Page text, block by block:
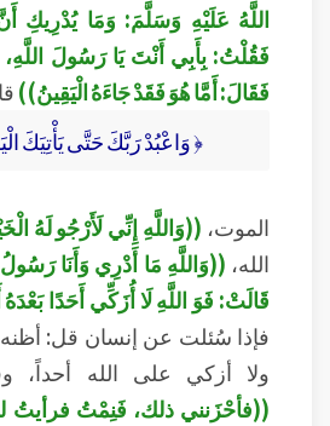
اللَّهُ عَلَيْهِ وَسَلَّمَ: وَمَا يُدْرِيكِ
فَقُلْتُ: بِأَبِي أَنْتَ يَا رَسُولَ
فَقَالَ: أَمَّا هُوَ فَقَدْ جَاءَهُ الْيَقِينُ))
﴿ وَاعْبُدْ رَبَّكَ حَتَّى يَأْتِيَكَ
الموت، ((وَاللَّهِ إِنِّي لَأَرْجُو لَهُ
الله، ((وَاللَّهِ مَا أَدْرِي وَأَنَا
قَالَتْ: فَوَ اللَّهِ لَا أُزَكِّي أَحَدًا بَعْدَهُ
فإذا سُئلت عن إنسان قل: أظنه
ولا أزكي على الله أحداً،
((فأحْزَنني ذلك، فَنِمْتُ فرأيتُ